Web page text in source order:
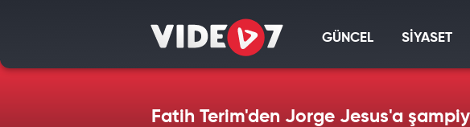
GÜNCEL SİYASET
Fatih Terim'den Jorge Jesus'a